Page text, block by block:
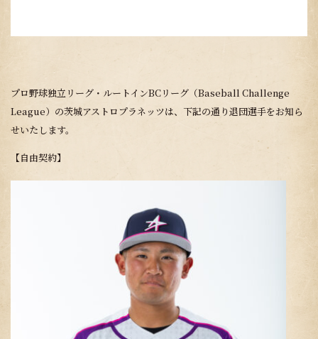
プロ野球独立リーグ・ルートインBCリーグ（Baseball Challenge
League）の茨城アストロプラネッツは、下記の通り退団選手をお知ら
せいたします。
【自由契約】